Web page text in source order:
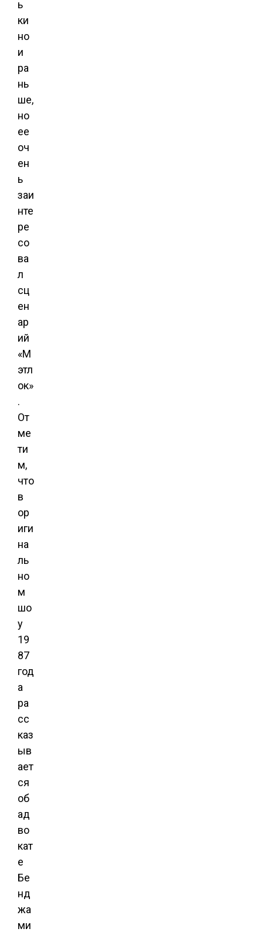
ь
ки
но
и
ра
нь
ше,
но
ее
оч
ен
ь
заи
нте
ре
со
ва
л
сц
ен
ар
ий
«М
этл
ок»
.
От
ме
ти
м,
что
в
ор
иги
на
ль
но
м
шо
у
19
87
год
а
ра
сс
каз
ыв
ает
ся
об
ад
во
кат
е
Бе
нд
жа
ми